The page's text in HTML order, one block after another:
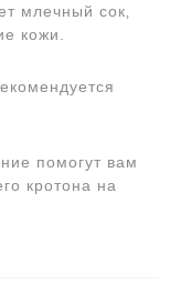
млечный сок‚
кожи.
помогут вам
кротона на